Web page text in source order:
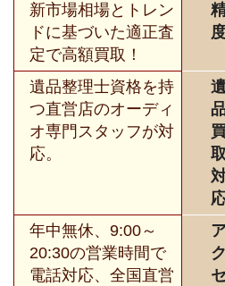
新市場相場とトレン
ドに基づいた適正査
定で高額買取！
遺品整理士資格を持
つ直営店のオーディ
オ専門スタッフが対
応。
取
年中無休、9:00～
20:30の営業時間で
電話対応、全国直営
ク
セ